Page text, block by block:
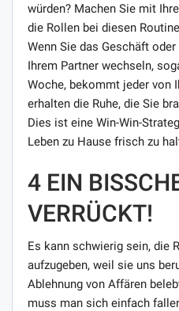
würden? Machen Sie mit
die Rollen bei diesen
Wenn Sie das Geschäft
Ihrem Partner wechseln,
Woche, bekommt jeder von
erhalten die Ruhe, die Sie
Dies ist eine Win-Win-
Leben zu Hause frisch zu
4 EIN
VERRÜCKT!
Es kann schwierig sein, die
aufzugeben, weil sie uns
Ablehnung von Affären
muss man sich einfach